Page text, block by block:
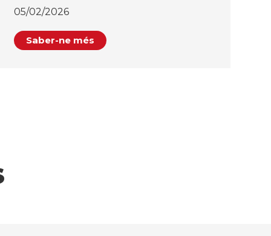
05/02/2026
Saber-ne més